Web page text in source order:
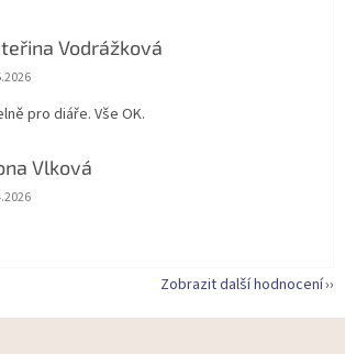
Vodrážková
obchodu je 5 z 5 hvězdiček.
pro diáře. Vše OK.
Vlková
obchodu je 5 z 5 hvězdiček.
Zobrazit další hodnocení